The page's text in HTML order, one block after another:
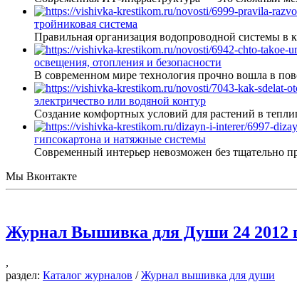
тройниковая система
Правильная организация водопроводной системы в
освещения, отопления и безопасности
В современном мире технология прочно вошла в
электричество или водяной контур
Создание комфортных условий для растений в
гипсокартона и натяжные системы
Современный интерьер невозможен без тщательно
Мы Вконтакте
Журнал Вышивка для Души 24 2012
,
раздел: Каталог журналов /Журнал вышивка для души